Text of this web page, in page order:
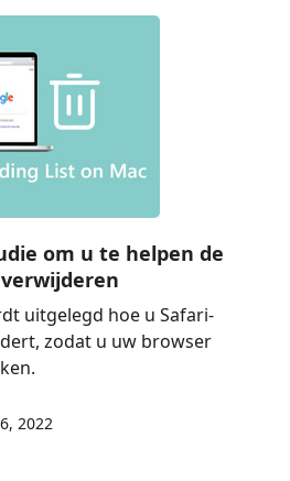
om u te helpen de
uitgelegd hoe u Safari-
zodat u uw browser
2022